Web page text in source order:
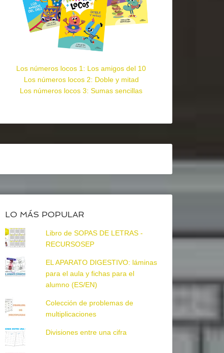
Los números locos 1: Los amigos del 10
Los números locos 2: Doble y mitad
Los números locos 3: Sumas sencillas
LO MÁS POPULAR
Libro de SOPAS DE LETRAS -
RECURSOSEP
EL APARATO DIGESTIVO: láminas
para el aula y fichas para el
alumno (ES/EN)
Colección de problemas de
multiplicaciones
Divisiones entre una cifra